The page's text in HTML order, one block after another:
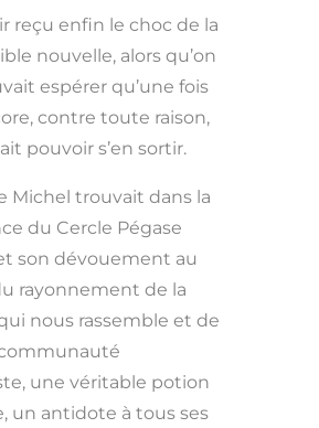
reçu enfin le choc de la
nouvelle, alors qu’on
espérer qu’une fois
contre toute raison,
pouvoir s’en sortir.
Michel trouvait dans la
du Cercle Pégase
son dévouement au
rayonnement de la
nous rassemble et de
une véritable potion
un antidote à tous ses